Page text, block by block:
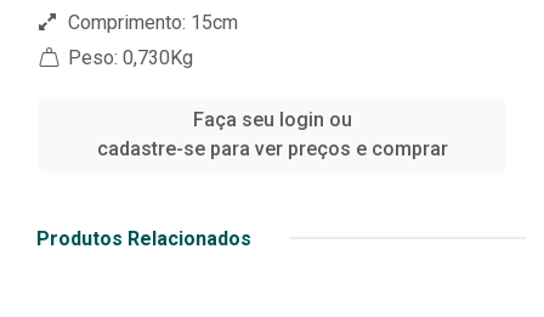
Comprimento: 15cm
Peso: 0,730Kg
Faça seu login ou
cadastre-se para ver preços e comprar
Produtos Relacionados